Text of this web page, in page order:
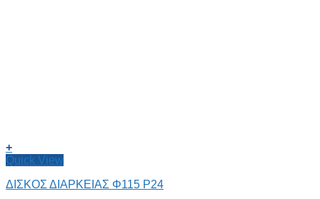
+
Quick View
ΔIΣKOΣ ΔΙΑΡΚΕΙΑΣ Φ115 P24